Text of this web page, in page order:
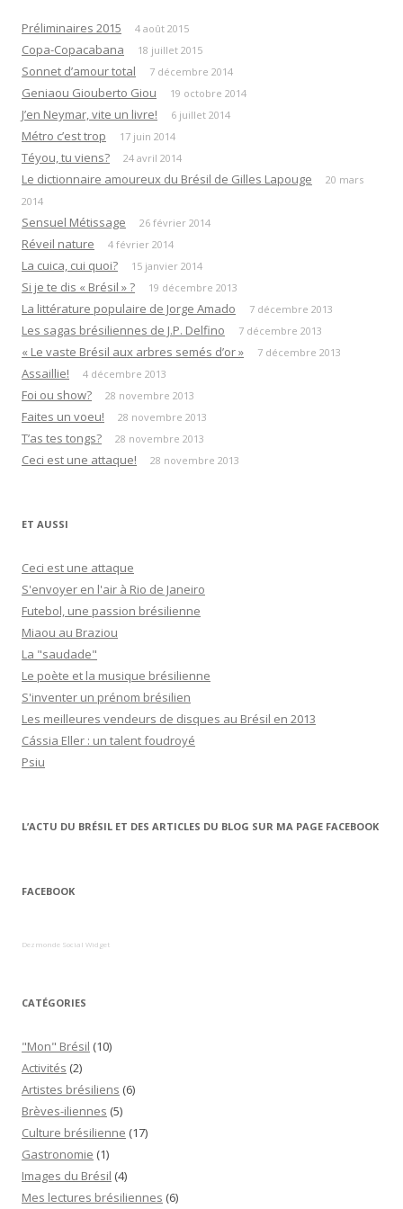
Préliminaires 2015 4 août 2015
Copa-Copacabana 18 juillet 2015
Sonnet d’amour total 7 décembre 2014
Geniaou Giouberto Giou 19 octobre 2014
J’en Neymar, vite un livre! 6 juillet 2014
Métro c’est trop 17 juin 2014
Téyou, tu viens? 24 avril 2014
Le dictionnaire amoureux du Brésil de Gilles Lapouge
20 mars
2014
Sensuel Métissage 26 février 2014
Réveil nature 4 février 2014
La cuica, cui quoi? 15 janvier 2014
Si je te dis « Brésil » ? 19 décembre 2013
La littérature populaire de Jorge Amado 7 décembre 2013
Les sagas brésiliennes de J.P. Delfino 7 décembre 2013
« Le vaste Brésil aux arbres semés d’or » 7 décembre 2013
Assaillie! 4 décembre 2013
Foi ou show? 28 novembre 2013
Faites un voeu! 28 novembre 2013
T’as tes tongs? 28 novembre 2013
Ceci est une attaque! 28 novembre 2013
ET AUSSI
Ceci est une attaque
S'envoyer en l'air à Rio de Janeiro
Futebol, une passion brésilienne
Miaou au Braziou
La "saudade"
Le poète et la musique brésilienne
S'inventer un prénom brésilien
Les meilleures vendeurs de disques au Brésil en 2013
Cássia Eller : un talent foudroyé
Psiu
L’ACTU DU BRÉSIL ET DES ARTICLES DU BLOG SUR MA PAGE FACEBOOK
FACEBOOK
Dezmonde Social Widget
CATÉGORIES
"Mon" Brésil (10)
Activités (2)
Artistes brésiliens (6)
Brèves-iliennes (5)
Culture brésilienne (17)
Gastronomie (1)
Images du Brésil (4)
Mes lectures brésiliennes (6)